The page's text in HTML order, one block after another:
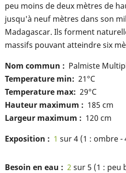
peu moins de deux mètres de
jusqu'à neuf mètres dans son
Madagascar. Ils forment
massifs pouvant atteindre six
Nom commun
Palmiste
Temperature min
21°C
Temperature max 29°C
Hauteur maximum
185 cm
Largeur maximum
120 cm
Exposition
1 sur 4 (1 : ombre -
Besoin en eau 2 sur 5 (1 : peu